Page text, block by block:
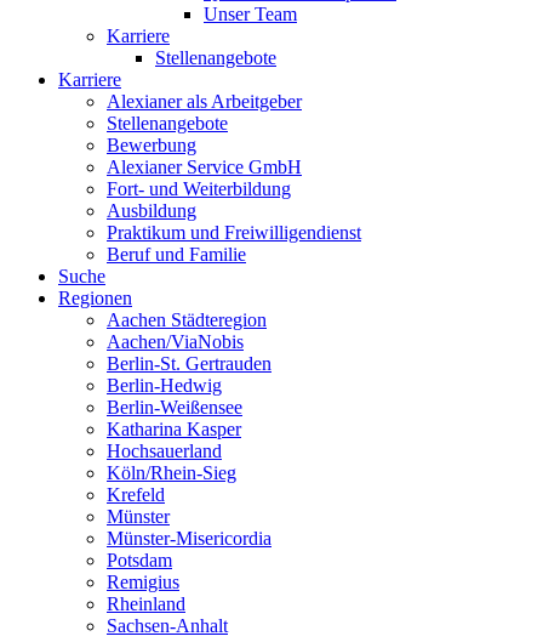
Unser Team
Karriere
Stellenangebote
Karriere
Alexianer als Arbeitgeber
Stellenangebote
Bewerbung
Alexianer Service GmbH
Fort- und Weiterbildung
Ausbildung
Praktikum und Freiwilligendienst
Beruf und Familie
Suche
Regionen
Aachen Städteregion
Aachen/ViaNobis
Berlin-St. Gertrauden
Berlin-Hedwig
Berlin-Weißensee
Katharina Kasper
Hochsauerland
Köln/Rhein-Sieg
Krefeld
Münster
Münster-Misericordia
Potsdam
Remigius
Rheinland
Sachsen-Anhalt